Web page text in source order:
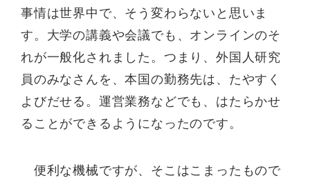
事情は世界中で、そう変わらないと思いま
す。大学の講義や会議でも、オンラインのそ
れが一般化されました。つまり、外国人研究
員のみなさんを、本国の勤務先は、たやすく
よびだせる。運営業務などでも、はたらかせ
ることができるようになったのです。
便利な機械ですが、そこはこまったもので